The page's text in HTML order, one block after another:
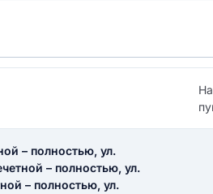
– полностью, ул.
– полностью, ул.
– полностью, ул.